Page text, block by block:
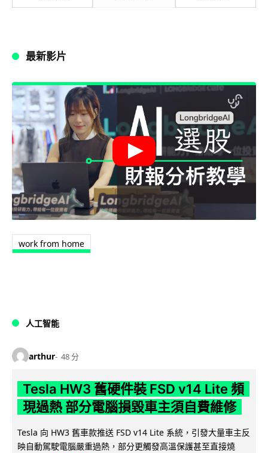
最新影片
work from home
人工智能
arthur 48 分
Tesla HW3 舊硬件裝 FSD v14 Lite 頻
現過熱 部分電腦損毀車主須自費維修
Tesla 向 HW3 舊車款推送 FSD v14 Lite 系統，引發大量車主反
映自動駕駛電腦嚴重過熱，部分更觸發高溫保護甚至直接燒